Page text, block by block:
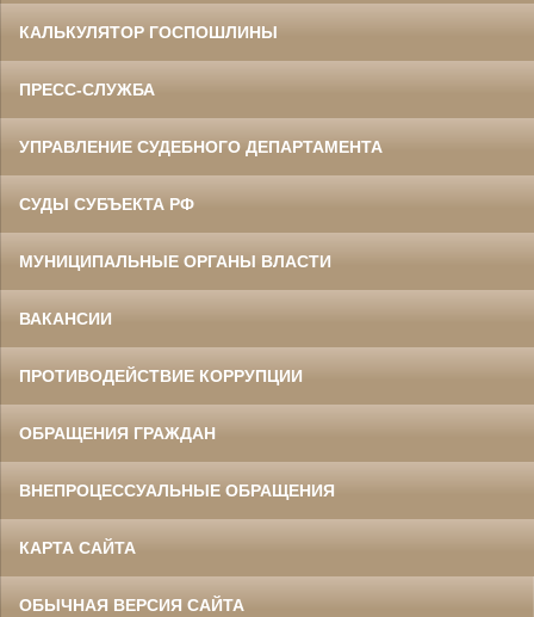
КАЛЬКУЛЯТОР ГОСПОШЛИНЫ
ПРЕСС-СЛУЖБА
УПРАВЛЕНИЕ СУДЕБНОГО ДЕПАРТАМЕНТА
СУДЫ СУБЪЕКТА РФ
МУНИЦИПАЛЬНЫЕ ОРГАНЫ ВЛАСТИ
ВАКАНСИИ
ПРОТИВОДЕЙСТВИЕ КОРРУПЦИИ
ОБРАЩЕНИЯ ГРАЖДАН
ВНЕПРОЦЕССУАЛЬНЫЕ ОБРАЩЕНИЯ
КАРТА САЙТА
ОБЫЧНАЯ ВЕРСИЯ САЙТА